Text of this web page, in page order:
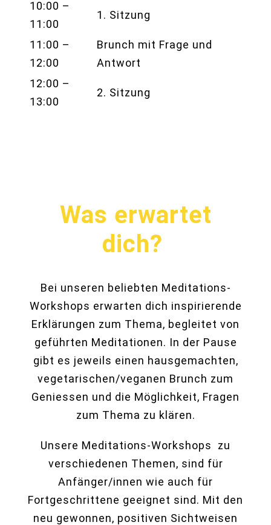
10:00 –
11:00
1. Sitzung
11:00 –
12:00
Brunch mit Frage und
Antwort
12:00 –
13:00
2. Sitzung
Was erwartet
dich?
Bei unseren beliebten Meditations-
Workshops erwarten dich inspirierende
Erklärungen zum Thema, begleitet von
geführten Meditationen. In der Pause
gibt es jeweils einen hausgemachten,
vegetarischen/veganen Brunch zum
Geniessen und die Möglichkeit, Fragen
zum Thema zu klären.
Unsere Meditations-Workshops zu
verschiedenen Themen, sind für
Anfänger/innen wie auch für
Fortgeschrittene geeignet sind. Mit den
neu gewonnen, positiven Sichtweisen